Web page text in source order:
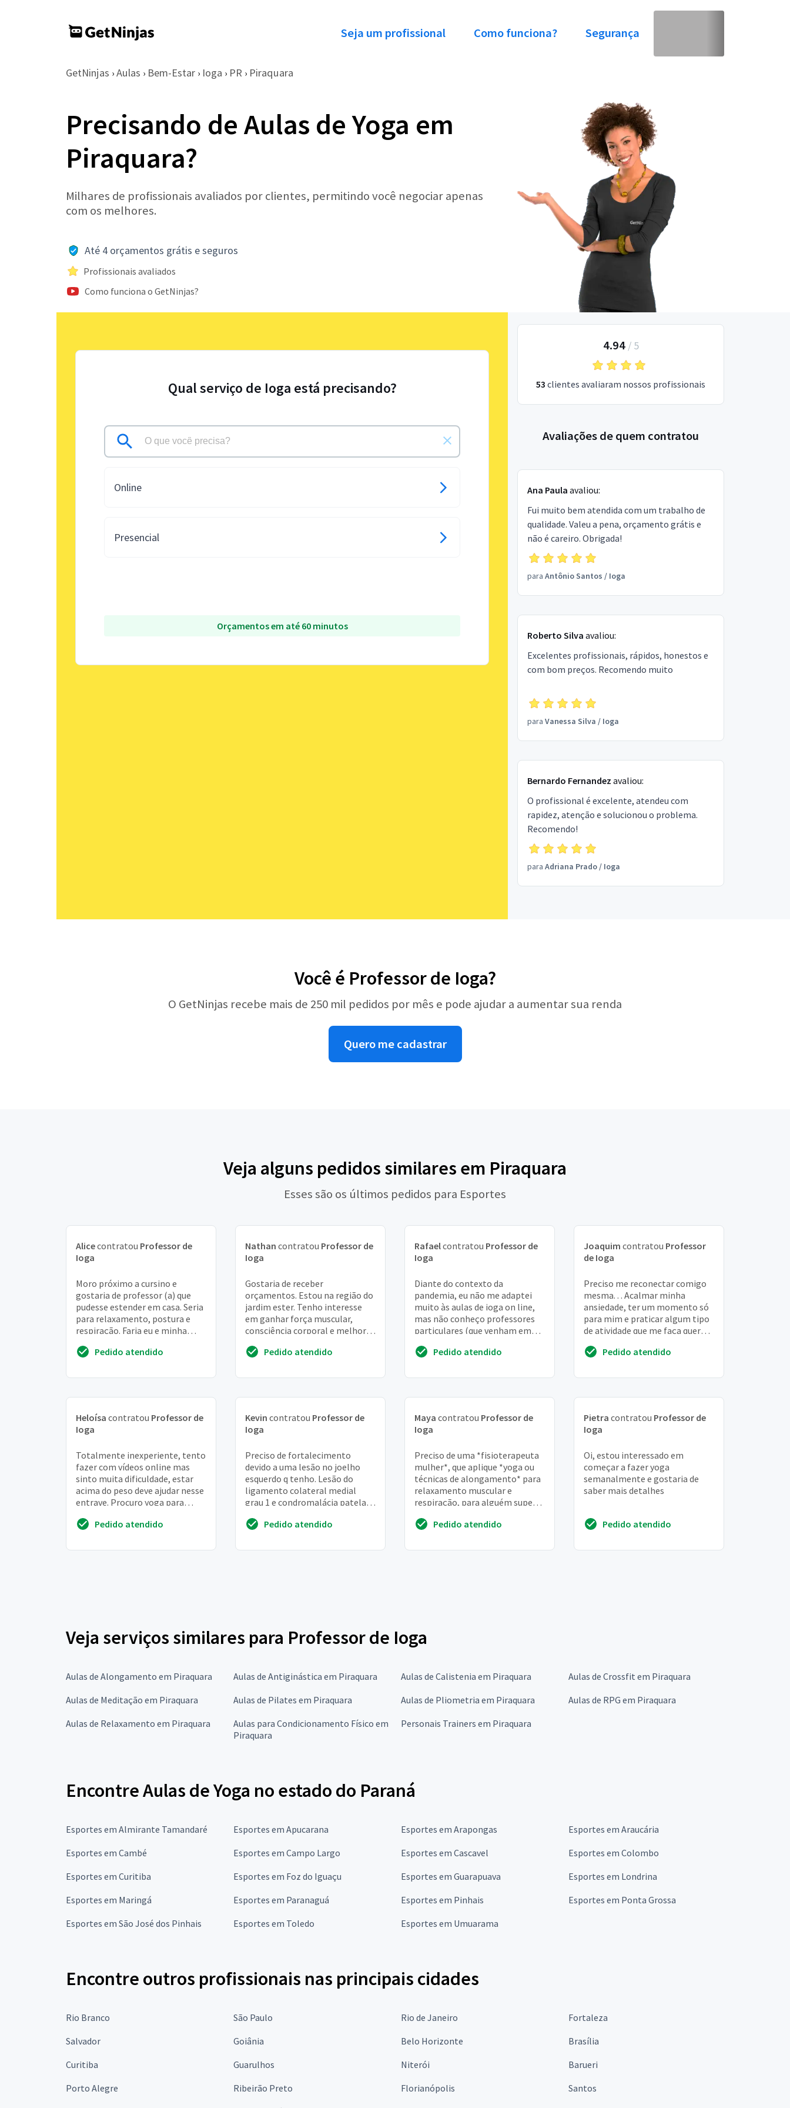
Seja um profissional Como funciona? Segurança
GetNinjas › Aulas › Bem-Estar › Ioga › PR › Piraquara
Precisando de Aulas de Yoga em
Piraquara?
Milhares de profissionais avaliados por clientes, permitindo você negociar apenas
com os melhores.
Até 4 orçamentos grátis e seguros
Profissionais avaliados
Como funciona o GetNinjas?
Qual serviço de Ioga está precisando?
Online
Presencial
Orçamentos em até 60 minutos
4.94/ 5
53 clientes avaliaram nossos profissionais
Avaliações de quem contratou
Ana Paula avaliou:
Fui muito bem atendida com um trabalho de
qualidade. Valeu a pena, orçamento grátis e
não é careiro. Obrigada!
para Antônio Santos / Ioga
Roberto Silva avaliou:
Excelentes profissionais, rápidos, honestos e
com bom preços. Recomendo muito
para Vanessa Silva / Ioga
Bernardo Fernandez avaliou:
O profissional é excelente, atendeu com
rapidez, atenção e solucionou o problema.
Recomendo!
para Adriana Prado/ Ioga
Você é Professor de Ioga?
O GetNinjas recebe mais de 250 mil pedidos por mês e pode ajudar a aumentar sua renda
Quero me cadastrar
Veja alguns pedidos similares em Piraquara
Esses são os últimos pedidos para Esportes
Alicecontratou Professor de
Ioga
Moro próximo a cursino e
gostaria de professor (a) que
pudesse estender em casa. Seria
para relaxamento, postura e
respiração. Faria eu e minha
Pedido atendido
Nathan contratou Professor de
Ioga
Gostaria de receber
orçamentos. Estou na região do
jardim ester. Tenho interesse
em ganhar força muscular,
consciência corporal e melhor
Pedido atendido
Rafaelcontratou Professor de
Ioga
Diante do contexto da
pandemia, eu não me adaptei
muito às aulas de ioga on line,
mas não conheço professores
particulares (que venham em
tenho noções de valor...
Pedido atendido
Joaquim contratou Professor
de Ioga
Preciso me reconectar comigo
mesma. . . Acalmar minha
ansiedade, ter um momento só
para mim e praticar algum tipo
de atividade que me faça querer
procrastinação
Pedido atendido
Heloísa contratou Professor de
Ioga
Totalmente inexperiente, tento
fazer com vídeos online mas
sinto muita dificuldade, estar
acima do peso deve ajudar nesse
entrave. Procuro yoga para
estou faz...
Pedido atendido
Kevin contratou Professor de
Ioga
Preciso de fortalecimento
devido a uma lesão no joelho
esquerdo q tenho. Lesão do
ligamento colateral medial
grau 1 e condromalácia patelar
Pedido atendido
Maya contratou Professor de
Ioga
Preciso de uma *fisioterapeuta
mulher*, que aplique *yoga ou
técnicas de alongamento* para
relaxamento muscular e
respiração, para alguém super
dor na atm. ...
Pedido atendido
Pietra contratou Professor de
Ioga
Oi, estou interessado em
começar a fazer yoga
semanalmente e gostaria de
saber mais detalhes
Pedido atendido
Veja serviços similares para Professor de Ioga
Aulas de Alongamento em Piraquara Aulas de Antiginástica em Piraquara Aulas de Calistenia em Piraquara
Aulas de Crossfit em Piraquara
Aulas de Meditação em Piraquara
Aulas de Pilates em Piraquara Aulas de Pliometria em Piraquara
Aulas de RPG em Piraquara
Aulas de Relaxamento em Piraquara
Aulas para Condicionamento Físico em
Piraquara
Personais Trainers em Piraquara
Encontre Aulas de Yoga no estado do Paraná
Esportes em Almirante Tamandaré Esportes em Apucarana Esportes em Arapongas
Esportes em Araucária
Esportes em Cambé
Esportes em Campo Largo Esportes em Cascavel
Esportes em Colombo
Esportes em Curitiba
Esportes em Foz do Iguaçu Esportes em Guarapuava
Esportes em Londrina
Esportes em Maringá
Esportes em Paranaguá Esportes em Pinhais
Esportes em Ponta Grossa
Esportes em São José dos Pinhais
Esportes em Toledo Esportes em Umuarama
Encontre outros profissionais nas principais cidades
Rio Branco São Paulo Rio de Janeiro
Fortaleza
Salvador
Goiânia Belo Horizonte
Brasília
Curitiba
Guarulhos Niterói
Barueri
Porto Alegre
Ribeirão Preto Florianópolis
Santos